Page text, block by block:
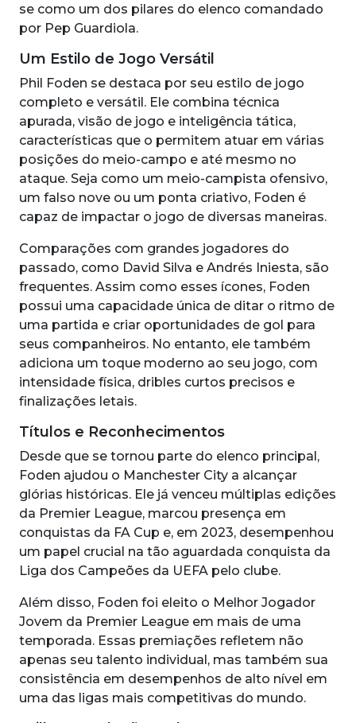
se como um dos pilares do elenco comandado
por Pep Guardiola.
Um Estilo de Jogo Versátil
Phil Foden se destaca por seu estilo de jogo
completo e versátil. Ele combina técnica
apurada, visão de jogo e inteligência tática,
características que o permitem atuar em várias
posições do meio-campo e até mesmo no
ataque. Seja como um meio-campista ofensivo,
um falso nove ou um ponta criativo, Foden é
capaz de impactar o jogo de diversas maneiras.
Comparações com grandes jogadores do
passado, como David Silva e Andrés Iniesta, são
frequentes. Assim como esses ícones, Foden
possui uma capacidade única de ditar o ritmo de
uma partida e criar oportunidades de gol para
seus companheiros. No entanto, ele também
adiciona um toque moderno ao seu jogo, com
intensidade física, dribles curtos precisos e
finalizações letais.
Títulos e Reconhecimentos
Desde que se tornou parte do elenco principal,
Foden ajudou o Manchester City a alcançar
glórias históricas. Ele já venceu múltiplas edições
da Premier League, marcou presença em
conquistas da FA Cup e, em 2023, desempenhou
um papel crucial na tão aguardada conquista da
Liga dos Campeões da UEFA pelo clube.
Além disso, Foden foi eleito o Melhor Jogador
Jovem da Premier League em mais de uma
temporada. Essas premiações refletem não
apenas seu talento individual, mas também sua
consistência em desempenhos de alto nível em
uma das ligas mais competitivas do mundo.